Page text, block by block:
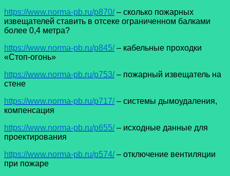
https://www.norma-pb.ru/p870/– сколько пожарных
извещателей ставить в отсеке ограниченном балками
более 0,4 метра?
https://www.norma-pb.ru/p845/– кабельные проходки
«Стоп-огонь»
https://www.norma-pb.ru/p753/– пожарный извещатель на
стене
https://www.norma-pb.ru/p717/– системы дымоудаления,
компенсация
https://www.norma-pb.ru/p655/– исходные данные для
проектирования
https://www.norma-pb.ru/p574/– отключение вентиляции
при пожаре